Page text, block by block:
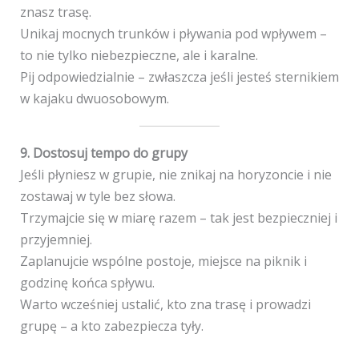
znasz trasę.
Unikaj mocnych trunków i pływania pod wpływem –
to nie tylko niebezpieczne, ale i karalne.
Pij odpowiedzialnie – zwłaszcza jeśli jesteś sternikiem
w kajaku dwuosobowym.
9. Dostosuj tempo do grupy
Jeśli płyniesz w grupie, nie znikaj na horyzoncie i nie
zostawaj w tyle bez słowa.
Trzymajcie się w miarę razem – tak jest bezpieczniej i
przyjemniej.
Zaplanujcie wspólne postoje, miejsce na piknik i
godzinę końca spływu.
Warto wcześniej ustalić, kto zna trasę i prowadzi
grupę – a kto zabezpiecza tyły.